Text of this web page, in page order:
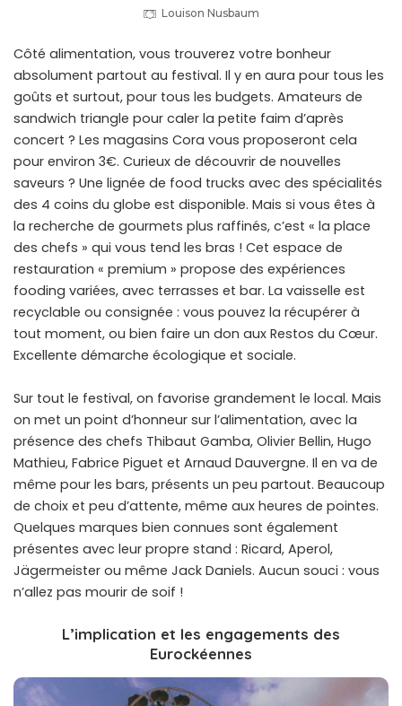
Louison Nusbaum
Côté alimentation, vous trouverez votre bonheur
absolument partout au festival. Il y en aura pour tous les
goûts et surtout, pour tous les budgets. Amateurs de
sandwich triangle pour caler la petite faim d’après
concert ? Les magasins Cora vous proposeront cela
pour environ 3€. Curieux de découvrir de nouvelles
saveurs ? Une lignée de food trucks avec des spécialités
des 4 coins du globe est disponible. Mais si vous êtes à
la recherche de gourmets plus raffinés, c’est « la place
des chefs » qui vous tend les bras ! Cet espace de
restauration « premium » propose des expériences
fooding variées, avec terrasses et bar. La vaisselle est
recyclable ou consignée : vous pouvez la récupérer à
tout moment, ou bien faire un don aux Restos du Cœur.
Excellente démarche écologique et sociale.
Sur tout le festival, on favorise grandement le local. Mais
on met un point d’honneur sur l’alimentation, avec la
présence des chefs Thibaut Gamba, Olivier Bellin, Hugo
Mathieu, Fabrice Piguet et Arnaud Dauvergne. Il en va de
même pour les bars, présents un peu partout. Beaucoup
de choix et peu d’attente, même aux heures de pointes.
Quelques marques bien connues sont également
présentes avec leur propre stand : Ricard, Aperol,
Jägermeister ou même Jack Daniels. Aucun souci : vous
n’allez pas mourir de soif !
L’implication et les engagements des
Eurockéennes